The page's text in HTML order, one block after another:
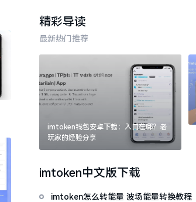
精彩导读
最新热门推荐
imtoken钱包安卓下载：入口在哪？老
玩家的经验分享
imtoken中文版下载
imtoken怎么转能量 波场能量转换教程